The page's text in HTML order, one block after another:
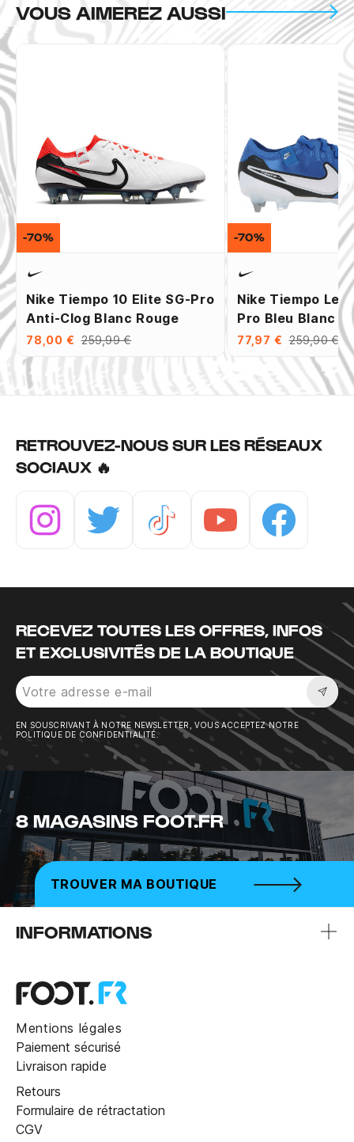
VOUS AIMEREZ AUSSI
Nike Tiempo 10 Elite SG-Pro
Anti-Clog Blanc Rouge
78,00 € 259,99 €
-70%
Nike Tiempo
Pro Bleu Blanc
77,97 € 259,90 €
-70%
RETROUVEZ-NOUS SUR LES RÉSEAUX
SOCIAUX 🔥
RECEVEZ TOUTES LES OFFRES, INFOS
ET EXCLUSIVITÉS DE LA BOUTIQUE
EN SOUSCRIVANT À NOTRE NEWSLETTER, VOUS ACCEPTEZ NOTRE
POLITIQUE DE CONFIDENTIALITÉ.
8 MAGASINS FOOT.FR
TROUVER MA BOUTIQUE
INFORMATIONS
Mentions légales
Paiement sécurisé
Livraison rapide
Retours
Formulaire de rétractation
CGV